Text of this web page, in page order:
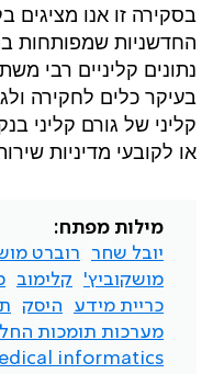
בסקירה זו אנו
החדשניות שמפותחות
נתונים קליניים רבי
בעיקר כלים לחקירה
קליני של גורם קליני
או לקובעי מדיניות
מילות מפתח:
יובל שחר
רוברט
מושקוביץ'
קלימוב
כריית מידע
היסק
מערכות תומכות
informatics